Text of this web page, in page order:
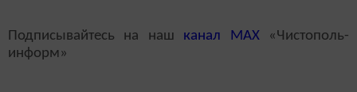
Подписывайтесь на наш канал MAX«Чистополь-
информ»